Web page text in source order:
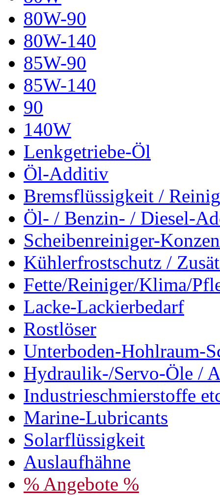
80W-90
80W-140
85W-90
85W-140
90
140W
Lenkgetriebe-Öl
Öl-Additiv
Bremsflüssigkeit /
Öl- / Benzin- / Diesel-
Scheibenreiniger-
Kühlerfrostschutz /
Fette/Reiniger/Klima/
Lacke-Lackierbedarf
Rostlöser
Unterboden-Hohlraum-
Hydraulik-/Servo-Öle /
Industrieschmierstoffe
Marine-Lubricants
Solarflüssigkeit
Auslaufhähne
% Angebote %